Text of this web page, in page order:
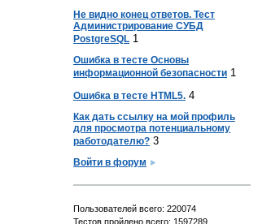
Не видно конец ответов. Тест
Администрирование СУБД
PostgreSQL 1
Ошибка в тесте Основы
информационной безопасности 1
Ошибка в тесте HTML5. 4
Как дать ссылку на мой профиль
для просмотра потенциальному
работодателю? 3
Войти в форум
Пользователей всего: 220074
Тестов пройдено всего: 1597289